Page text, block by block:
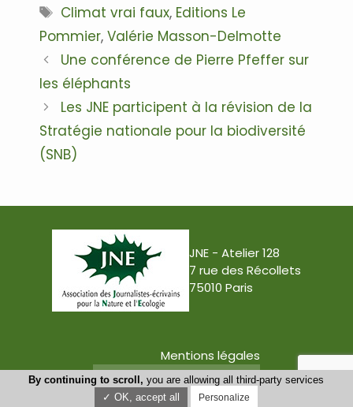
Étiquettes
Climat vrai faux, Editions Le
Pommier, Valérie Masson-Delmotte
Navigation
des
articles
Une conférence de Pierre Pfeffer sur
les éléphants
Les JNE participent à la révision de la
Stratégie nationale pour la biodiversité
(SNB)
JNE - Atelier 128
7 rue des Récollets
75010 Paris
Mentions légales
Conception : Tabula Rasa
By continuing to scroll, you are allowing all third-party services
✓ OK, accept all
Personalize